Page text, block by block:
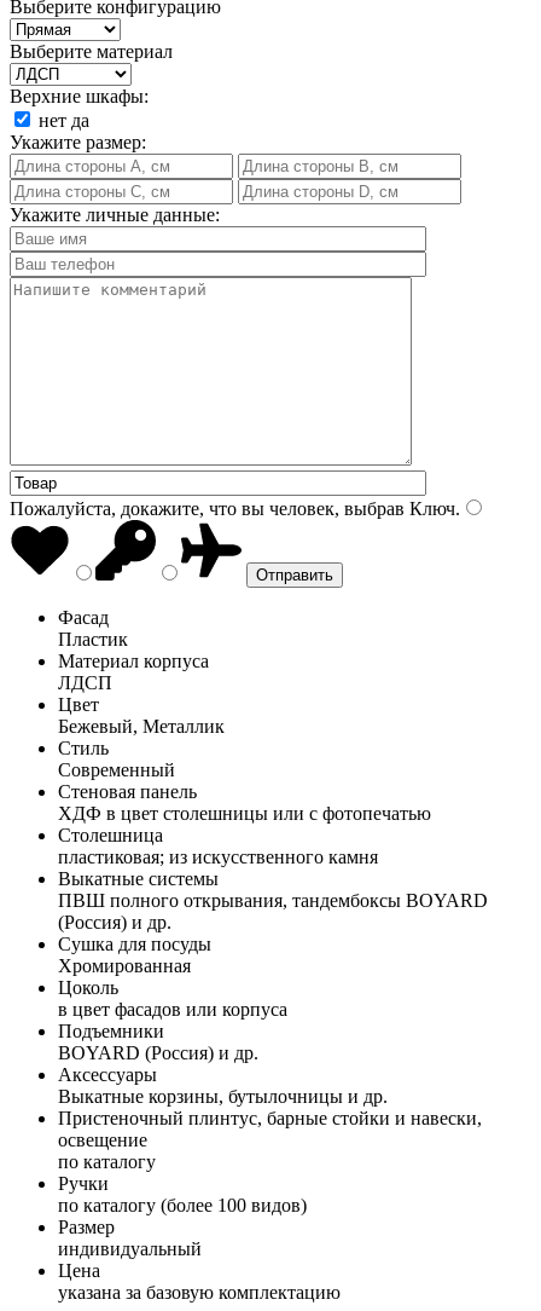
Выберите конфигурацию
Выберите материал
Верхние шкафы:
нет да
Укажите размер:
Укажите личные данные:
Пожалуйста, докажите, что вы человек, выбрав Ключ.
Фасад
Пластик
Материал корпуса
ЛДСП
Цвет
Бежевый, Металлик
Стиль
Современный
Стеновая панель
ХДФ в цвет столешницы или с фотопечатью
Столешница
пластиковая; из искусственного камня
Выкатные системы
ПВШ полного открывания, тандембоксы BOYARD
(Россия) и др.
Сушка для посуды
Хромированная
Цоколь
в цвет фасадов или корпуса
Подъемники
BOYARD (Россия) и др.
Аксессуары
Выкатные корзины, бутылочницы и др.
Пристеночный плинтус, барные стойки и навески,
освещение
по каталогу
Ручки
по каталогу (более 100 видов)
Размер
индивидуальный
Цена
указана за базовую комплектацию